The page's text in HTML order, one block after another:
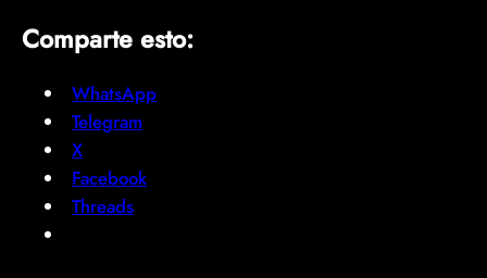
Comparte esto:
WhatsApp
Telegram
X
Facebook
Threads